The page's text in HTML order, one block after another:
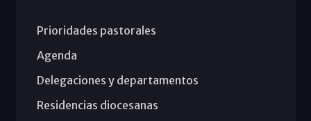
Prioridades pastorales
Agenda
Delegaciones y departamentos
Residencias diocesanas